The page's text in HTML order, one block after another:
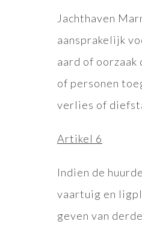
Jachthaven
aansprakelijk
aard of oorzaak
of personen
verlies of
Artikel 6
Indien de
vaartuig en
geven van